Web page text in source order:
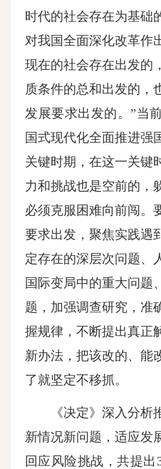
时代的社会存在为基础
对我国全面深化改革作
现在的社会存在出发的
质条件的总和出发的，
发展要求出发的。”当
国式现代化全面推进强
关键时期，在这一关键
力和挑战也是空前的，
必须克服困难向前闯。
要求出发，聚焦实践遇
定存在的深层次问题、
国际变局中的重大问题
题，加强调查研究，准
握规律，不断提出真正
新办法，把该改的、能
了就坚定不移抓。
《决定》深入分
新情况新问题，适应发
回应风险挑战，共提出